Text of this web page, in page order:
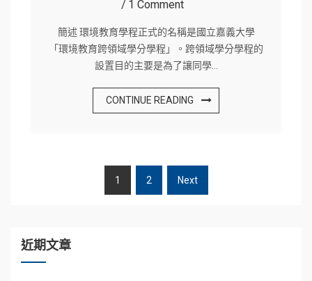
1 Comment
簡述 環境教育學程正式的名稱是國立嘉義大學
「環境教育跨領域學分學程」。跨領域學分學程的
設置目的主要是為了讓同學…
CONTINUE READING
頁
1 2 Next
近期文章